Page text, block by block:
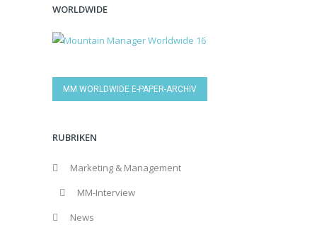
WORLDWIDE
MM WORLDWIDE E-PAPER-ARCHIV
RUBRIKEN
Marketing & Management
MM-Interview
News